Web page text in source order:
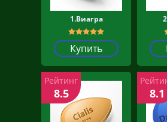
1.Виагра
Купить
Рейтинг
8.5 8.1